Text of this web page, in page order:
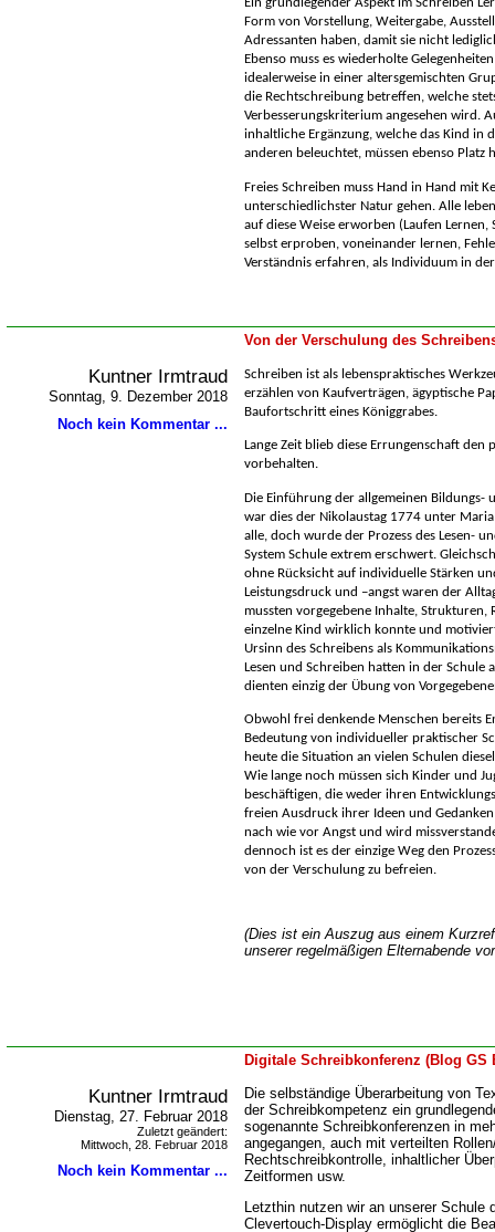
Ein grundlegender Aspekt im Schreiben
Form von Vorstellung, Weitergabe,
Adressanten haben, damit sie nicht
Ebenso muss es wiederholte
idealerweise in einer altersgemischten
die Rechtschreibung betreffen, welche
Verbesserungskriterium angesehen wird.
inhaltliche Ergänzung, welche das Kind in
anderen beleuchtet, müssen ebenso Platz
Freies Schreiben muss Hand in Hand mit
unterschiedlichster Natur gehen. Alle
auf diese Weise erworben (Laufen
selbst erproben, voneinander lernen,
Verständnis erfahren, als Individuum in
Von der Verschulung des
Kuntner Irmtraud
Sonntag, 9. Dezember 2018
Noch kein Kommentar ...
Schreiben ist als lebenspraktisches
erzählen von Kaufverträgen, ägyptische
Baufortschritt eines Königgrabes.
Lange Zeit blieb diese Errungenschaft
vorbehalten.
Die Einführung der allgemeinen Bildungs-
war dies der Nikolaustag 1774 unter
alle, doch wurde der Prozess des Lesen-
System Schule extrem erschwert.
ohne Rücksicht auf individuelle Stärken
Leistungsdruck und –angst waren der
mussten vorgegebene Inhalte, Strukturen,
einzelne Kind wirklich konnte und
Ursinn des Schreibens als
Lesen und Schreiben hatten in der Schule
dienten einzig der Übung von
Obwohl frei denkende Menschen bereits
Bedeutung von individueller praktischer
heute die Situation an vielen Schulen
Wie lange noch müssen sich Kinder und
beschäftigen, die weder ihren
freien Ausdruck ihrer Ideen und Gedanken
nach wie vor Angst und wird
dennoch ist es der einzige Weg den
von der Verschulung zu befreien.
(Dies ist ein Auszug aus einem
unserer regelmäßigen Elternabende
Digitale Schreibkonferenz (Blog GS
Kuntner Irmtraud
Dienstag, 27. Februar 2018
Zuletzt geändert:
Mittwoch, 28. Februar 2018
Noch kein Kommentar ...
Die selbständige Überarbeitung von
der Schreibkompetenz ein
sogenannte Schreibkonferenzen in
angegangen, auch mit verteilten
Rechtschreibkontrolle, inhaltlicher
Zeitformen usw.
Letzthin nutzen wir an unserer Schule
Clevertouch-Display ermöglicht die